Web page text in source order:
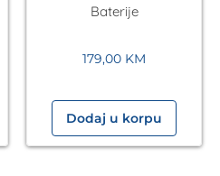
Baterije
179,00 KM
Dodaj u korpu